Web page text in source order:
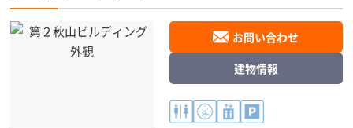
お問い合わせ
建物情報